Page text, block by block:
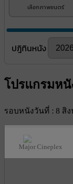
เลือกภาพยนตร์
ปฎิทินหนัง
โปรแกรมห
รอบหนังวันที่ : 8 สิง
Major Cineplex